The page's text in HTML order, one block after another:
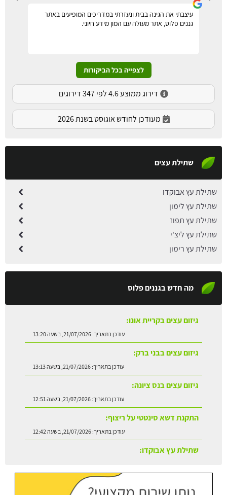
עיצבתי את הגינה בבית ונעזרתי במדריכים המופיעים באתר
גננים פלוס, אתר מעולה עם המון מידע חיוני.
לצפייה בכל הביקורות
דירוג ממוצע 4.6 לפי 347 דירוגים
מעודכן לחודש אוגוסט בשנת 2026
שתילת עצים
שתילת עץ אבוקדו
שתילת עץ לימון
שתילת עץ תפוז
שתילת עץ ליצ'י
שתילת עץ רימון
מה חדש בגננים פלוס
גיזום עצים בקריית אונו:
עודכן בתאריך:21/07/2026, בשעה 13:20
גיזום עצים בבני ברק:
עודכן בתאריך:21/07/2026, בשעה 13:13
גיזום עצים בנס ציונה:
עודכן בתאריך:21/07/2026, בשעה 12:51
התקנת דשא סינטטי על ריצוף:
עודכן בתאריך:21/07/2026, בשעה 12:42
שתילת עץ אבוקדו: